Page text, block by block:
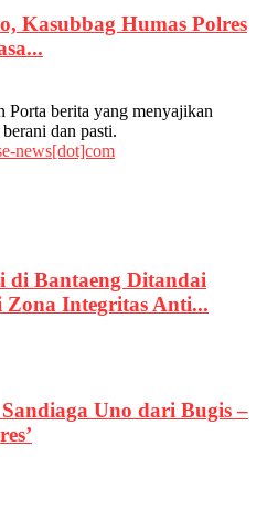
Kasubbag Humas Polres
berita yang menyajikan
dan pasti.
news[dot]com
di Bantaeng Ditandai
Zona Integritas Anti...
Uno dari Bugis –